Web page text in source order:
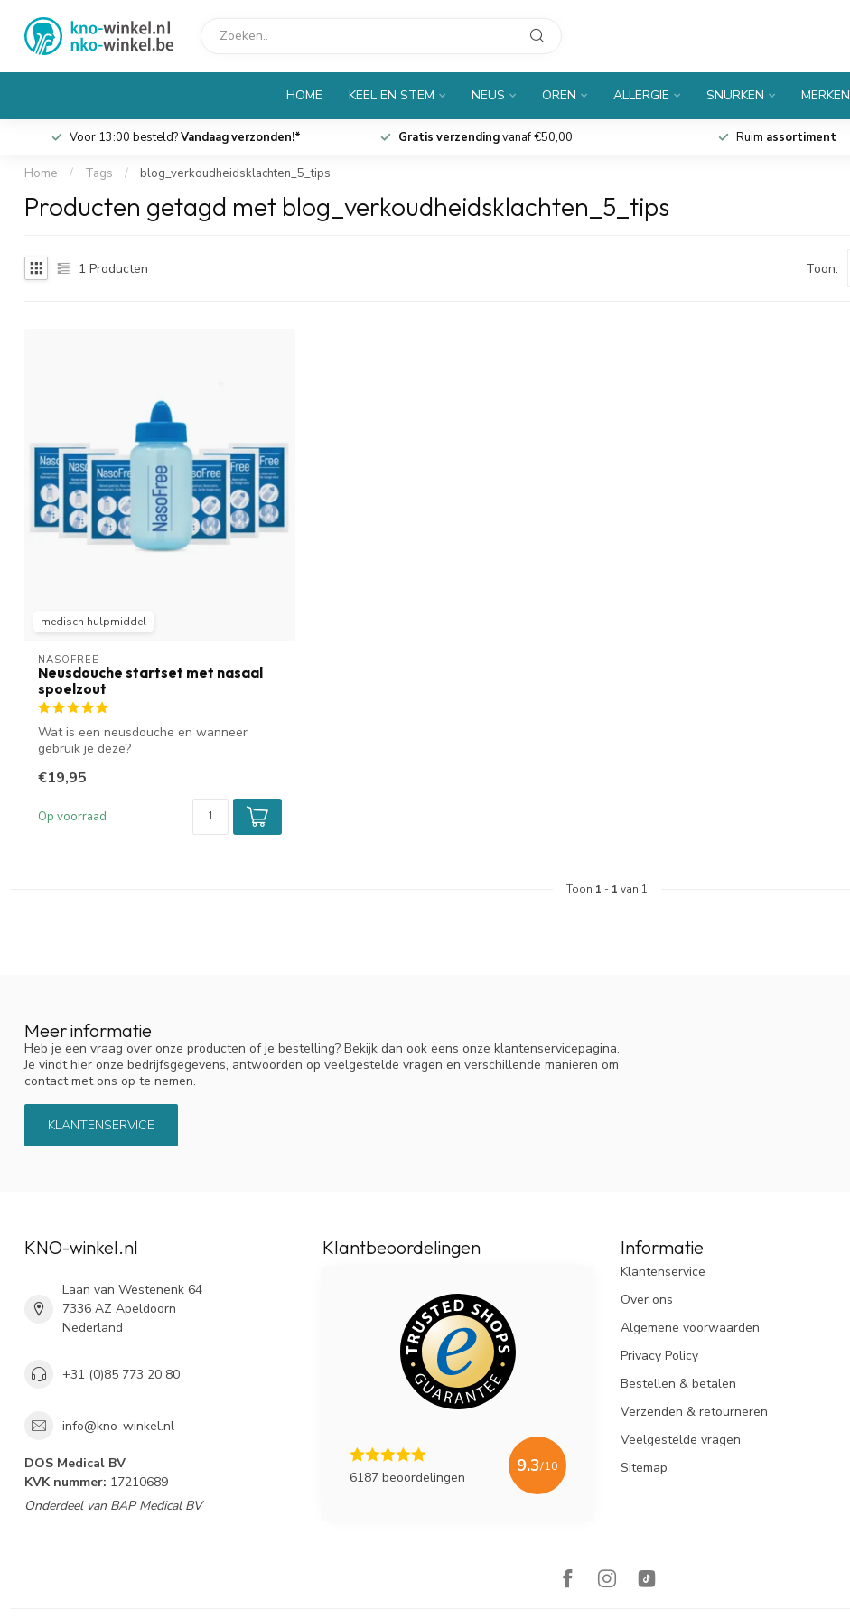
HOME KEEL EN STEM NEUS OREN ALLERGIE SNURKEN MERKEN
Voor 13:00 besteld?Vandaag verzonden!* Gratis verzendingvanaf €50,00 Ruim assortiment
Home / Tags / blog_verkoudheidsklachten_5_tips
Producten getagd met blog_verkoudheidsklachten_5_tips
1 Producten Toon:
medisch hulpmiddel
NASOFREE
Neusdouche startset met nasaal
spoelzout
Wat is een neusdouche en wanneer
gebruik je deze?
€19,95
Op voorraad
Toon 1 - 1 van 1
Meer informatie
Heb je een vraag over onze producten of je bestelling? Bekijk dan ook eens onze klantenservicepagina.
Je vindt hier onze bedrijfsgegevens, antwoorden op veelgestelde vragen en verschillende manieren om
contact met ons op te nemen.
KLANTENSERVICE
KNO-winkel.nl
Laan van Westenenk 64
7336 AZ Apeldoorn
Nederland
+31 (0)85 773 20 80
info@kno-winkel.nl
DOS Medical BV
KVK nummer: 17210689
Onderdeel van BAP Medical BV
Klantbeoordelingen
6187 beoordelingen
9.3/10
Informatie
Klantenservice
Over ons
Algemene voorwaarden
Privacy Policy
Bestellen & betalen
Verzenden & retourneren
Veelgestelde vragen
Sitemap